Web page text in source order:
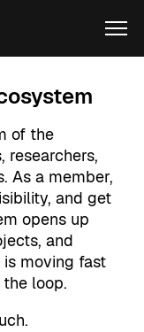
of the
researchers,
As a member,
and get
opens up
and
moving fast
loop.